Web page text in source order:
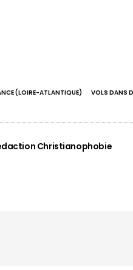
(LOIRE-ATLANTIQUE) VOLS DANS
Christianophobie